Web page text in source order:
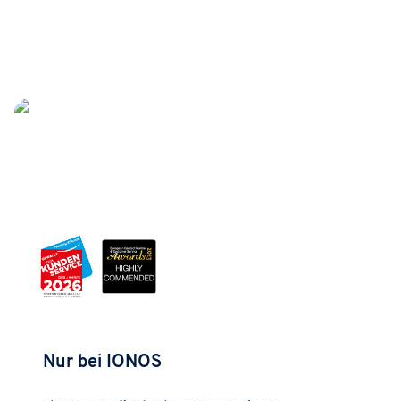
Nur bei IONOS